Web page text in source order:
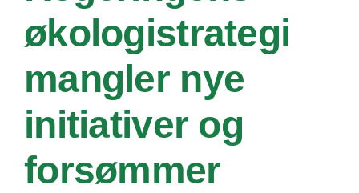
økologistrategi
mangler nye
initiativer og
forsømmer